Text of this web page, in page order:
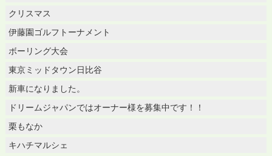
クリスマス
伊藤園ゴルフトーナメント
ボーリング大会
東京ミッドタウン日比谷
新車になりました。
ドリームジャパンではオーナー様を募集中です！！
栗もなか
キハチマルシェ